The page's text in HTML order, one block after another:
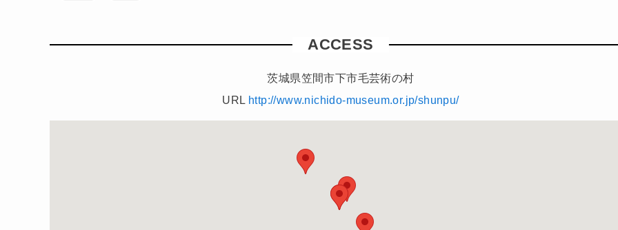
ACCESS
茨城県笠間市下市毛芸術の村
URL http://www.nichido-museum.or.jp/shunpu/